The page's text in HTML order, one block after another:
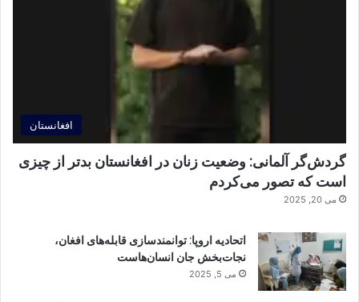
افغانستان
گردش‌گر آلمانی: وضعیت زنان در افغانستان بدتر از چیزی
است که تصور می‌کردم
می 20, 2025
اتحادیه اروپا: توانمندسازی قابله‌های افغان،
نجات‌بخش جان انسان‌هاست
می 5, 2025